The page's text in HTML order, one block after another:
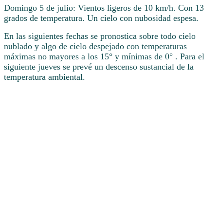
Domingo 5 de julio: Vientos ligeros de 10 km/h. Con 13
grados de temperatura. Un cielo con nubosidad espesa.
En las siguientes fechas se pronostica sobre todo cielo
nublado y algo de cielo despejado con temperaturas
máximas no mayores a los 15° y mínimas de 0° . Para el
siguiente jueves se prevé un descenso sustancial de la
temperatura ambiental.